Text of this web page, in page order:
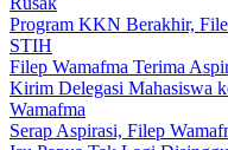
Program KKN Berakhir,
STIH
Filep Wamafma Terima
Kirim Delegasi Mahasiswa
Wamafma
Serap Aspirasi, Filep